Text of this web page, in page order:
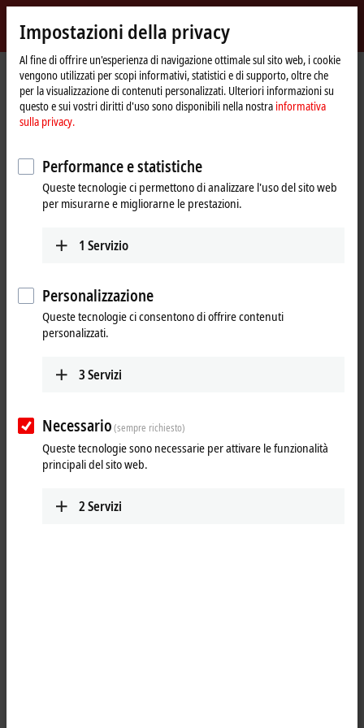
Beckhoff
-
New
Automation
Technology
Pagina
iniziale
Prodotti I/O Bus Terminals KL9xxx | System KL9290
KL9290 | Potential supply
terminal, any voltage up to 230 V
AC, with fuse
Impostazioni della privacy
Al fine di offrire un'esperienza di navigazione ottimale sul sito web, i cookie
vengono utilizzati per scopi informativi, statistici e di supporto, oltre che
per la visualizzazione di contenuti personalizzati. Ulteriori informazioni su
questo e sui vostri diritti d'uso sono disponibili nella nostra informativa
sulla privacy.
Performance e statistiche
Queste tecnologie ci permettono di analizzare l'uso del sito web
per misurarne e migliorarne le prestazioni.
1 Servizio
Personalizzazione
Queste tecnologie ci consentono di offrire contenuti
personalizzati.
3Servizi
Necessario(sempre richiesto)
Queste tecnologie sono necessarie per attivare le funzionalità
principali del sito web.
2Servizi